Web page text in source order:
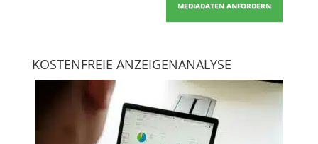
MEDIADATEN ANFORDERN
KOSTENFREIE ANZEIGENANALYSE